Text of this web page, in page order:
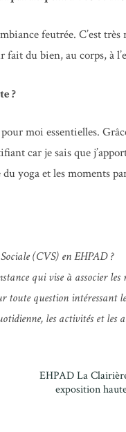
feutrée. C’est
du bien, au corps, à
?
moi essentielles.
car je sais que
yoga et les moments
(CVS) en EHPAD ?
qui vise à associer
toute question intéressant
les activités et les
EHPAD La
exposition